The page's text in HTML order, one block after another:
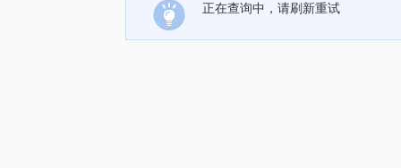
正在查询中，请刷新重试